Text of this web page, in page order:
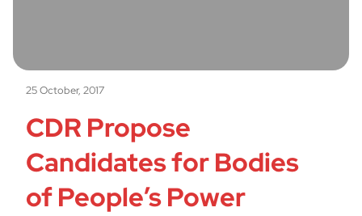
25 October, 2017
CDR Propose
Candidates for Bodies
of People’s Power